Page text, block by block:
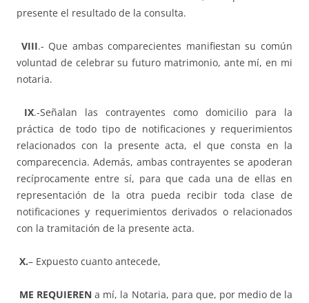
presente el resultado de la consulta.
VIII.- Que ambas comparecientes manifiestan su común
voluntad de celebrar su futuro matrimonio, ante mí, en mi
notaria.
IX.-Señalan las contrayentes como domicilio para la
práctica de todo tipo de notificaciones y requerimientos
relacionados con la presente acta, el que consta en la
comparecencia. Además, ambas contrayentes se apoderan
recíprocamente entre sí, para que cada una de ellas en
representación de la otra pueda recibir toda clase de
notificaciones y requerimientos derivados o relacionados
con la tramitación de la presente acta.
X.– Expuesto cuanto antecede,
ME REQUIEREN a mí, la Notaria, para que, por medio de la